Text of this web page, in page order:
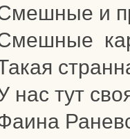
и
нас тут